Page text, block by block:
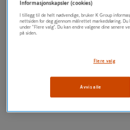
Informasjonskapsler (cookies)
I tillegg til de helt nødvendige, bruker K Group
nettsiden for deg gjennom målrettet markedsføring.
under "Flere valg". Du kan endre valgene dine senere
på siden.
Flere valg
Avvis alle